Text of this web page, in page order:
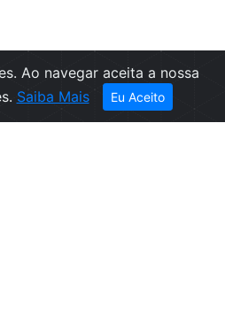
Ao navegar aceita a nossa
Saiba Mais Eu Aceito